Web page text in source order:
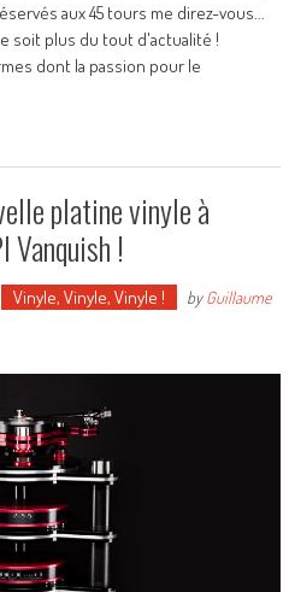
aux 45 tours me direz-vous...
soit plus du tout d'actualité !
dont la passion pour le
platine vinyle à
!
Vinyle, Vinyle, Vinyle ! byGuillaume